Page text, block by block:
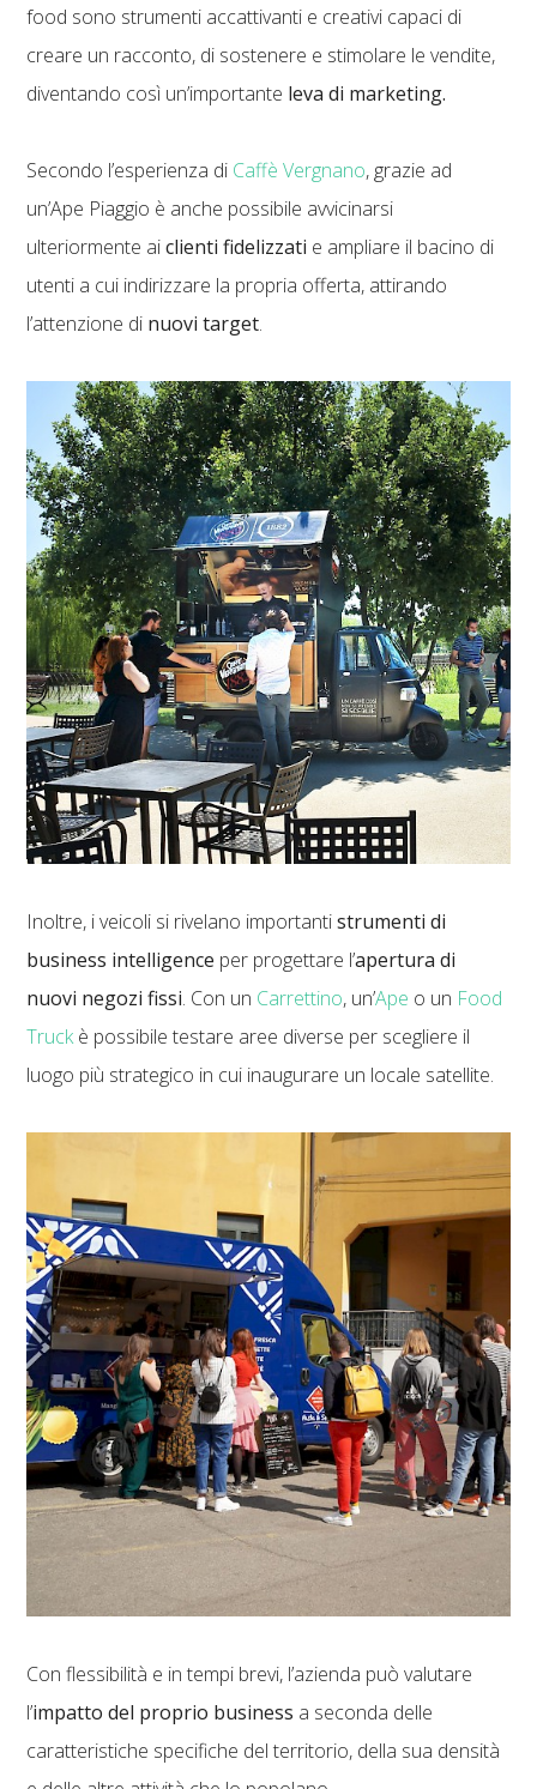
food sono strumenti accattivanti e creativi capaci di
creare un racconto, di sostenere e stimolare le vendite,
diventando così un’importante leva di marketing.
Secondo l’esperienza di Caffè Vergnano, grazie ad
un’Ape Piaggio è anche possibile avvicinarsi
ulteriormente aiclienti fidelizzati e ampliare il bacino di
utenti a cui indirizzare la propria offerta, attirando
l’attenzione di nuovi target.
Inoltre, i veicoli si rivelano importantistrumenti di
business intelligence per progettare l’apertura di
nuovi negozi fissi. Con un Carrettino, un’Ape o un Food
Truckè possibile testare aree diverse per scegliere il
luogo più strategico in cui inaugurare un locale satellite.
Con flessibilità e in tempi brevi, l’azienda può valutare
l’impatto del proprio business a seconda delle
caratteristiche specifiche del territorio, della sua densità